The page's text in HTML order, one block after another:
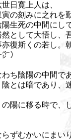
日寛上人は、
の刻みに之れを
生死の中間にし
として大悟し、
復斯くの若し。
）
ち陰陽の中間で
とは暗であり、
陽に移る時で、
ずむかいにまい